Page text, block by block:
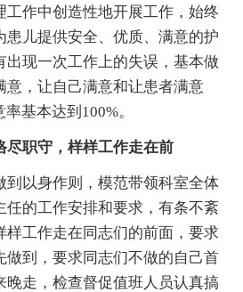
工作中创造性地开展工作，始终
患儿提供安全、优质、满意的护
出现一次工作上的失误，基本做
意，让自己满意和让患者满意
基本达到100%。
尽职守，样样工作走在前
以身作则，模范带领科室全体
任的工作安排和要求，有条不紊
样工作走在同志们的前面，要求
做到，要求同志们不做的自己首
晚走，检查督促值班人员认真搞